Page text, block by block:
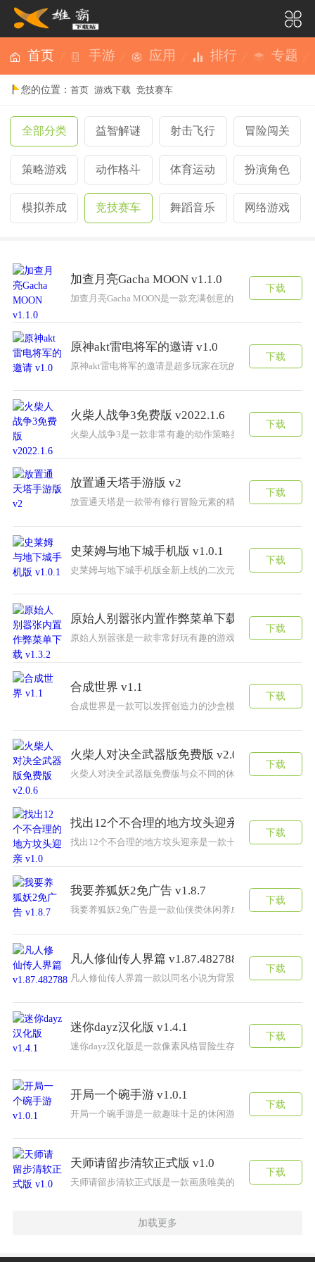
首页 手游 应用 排行 专题
您的位置：首页 游戏下载 竞技赛车
全部分类 益智解谜 射击飞行 冒险闯关
策略游戏 动作格斗 体育运动 扮演角色
模拟养成 竞技赛车 舞蹈音乐 网络游戏
加查月亮Gacha MOON v1.1.0
加查月亮Gacha MOON是一款充满创意的换装游戏，玩家
下载
原神akt雷电将军的邀请 v1.0
原神akt雷电将军的邀请是超多玩家在玩的最新创美趣味的
下载
火柴人战争3免费版 v2022.1.6
火柴人战争3是一款非常有趣的动作策略类游戏，游戏中拥
下载
放置通天塔手游版 v2
放置通天塔是一款带有修行冒险元素的精彩游戏。在舒适
下载
史莱姆与地下城手机版 v1.0.1
史莱姆与地下城手机版全新上线的二次元卡牌手游，非常
下载
原始人别嚣张内置作弊菜单下载 v1.3.2
原始人别嚣张是一款非常好玩有趣的游戏，玩家需要在游
下载
合成世界 v1.1
合成世界是一款可以发挥创造力的沙盒模拟游戏，这款合
下载
火柴人对决全武器版免费版 v2.0.6
火柴人对决全武器版免费版与众不同的休闲游戏，以火柴
下载
找出12个不合理的地方坟头迎亲 v1.0
找出12个不合理的地方坟头迎亲是一款十分有趣的休闲益
下载
我要养狐妖2免广告 v1.8.7
我要养狐妖2免广告是一款仙侠类休闲养成游戏。过去的玄
下载
凡人修仙传人界篇 v1.87.482788
凡人修仙传人界篇一款以同名小说为背景的RPG游戏，玩
下载
迷你dayz汉化版 v1.4.1
迷你dayz汉化版是一款像素风格冒险生存游戏。这款游戏
下载
开局一个碗手游 v1.0.1
开局一个碗手游是一款趣味十足的休闲游戏，游戏里面拥
下载
天师请留步清软正式版 v1.0
天师请留步清软正式版是一款画质唯美的古风游戏在，这
下载
加载更多